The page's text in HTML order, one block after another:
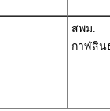
สพม.
กาฬสิน